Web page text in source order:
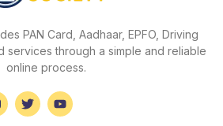
PAN Card, Aadhaar, EPFO, Driving
services through a simple and reliable
online process.